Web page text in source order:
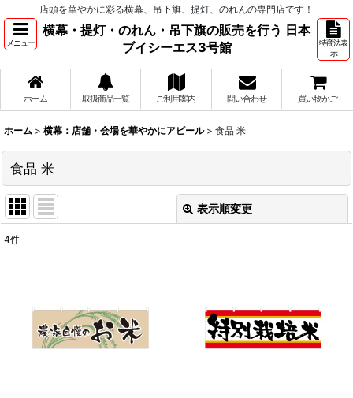
店頭を華やかに彩る横幕、吊下旗、提灯、のれんの専門店です！
メニュー
横幕・提灯・のれん・吊下旗の販売を行う 日本
ブイシーエス3号館
特商法表
示
ホーム 取扱商品一覧 ご利用案内 問い合わせ 買い物かご
ホーム > 横幕：店舗・会場を華やかにアピール > 食品 米
食品 米
表示順変更
4件